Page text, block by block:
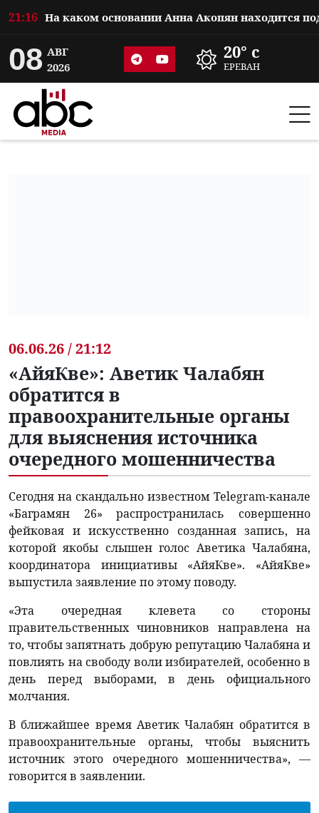
21:16
08 АВГ
2026
20° c
ЕРЕВАН
06.06.26 / 21:12
«АйяКве»: Аветик Чалабян
обратится в
правоохранительные органы
для выяснения источника
очередного мошенничества
Сегодня на скандально известном Telegram-канале
«Баграмян 26» распространилась совершенно
фейковая и искусственно созданная запись, на
которой якобы слышен голос Аветика Чалабяна,
координатора инициативы «АйяКве». «АйяКве»
выпустила заявление по этому поводу.
«Эта очередная клевета со стороны
правительственных чиновников направлена ​​на
то, чтобы запятнать добрую репутацию Чалабяна и
повлиять на свободу воли избирателей, особенно в
день перед выборами, в день официального
молчания.
В ближайшее время Аветик Чалабян обратится в
правоохранительные органы, чтобы выяснить
источник этого очередного мошенничества», —
говорится в заявлении.